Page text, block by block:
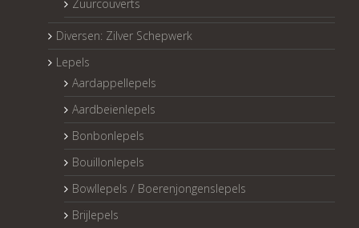
Zuurcouverts
Diversen: Zilver Schepwerk
Lepels
Aardappellepels
Aardbeienlepels
Bonbonlepels
Bouillonlepels
Bowllepels / Boerenjongenslepels
Brijlepels